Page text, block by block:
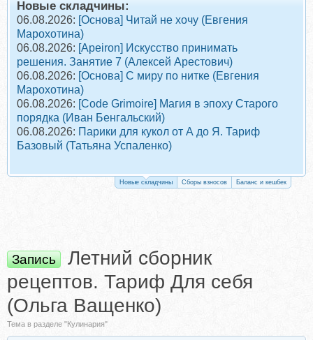
Новые складчины:
06.08.2026: [Основа] Читай не хочу (Евгения
Марохотина)
06.08.2026: [Apeiron] Искусство принимать
решения. Занятие 7 (Алексей Арестович)
06.08.2026: [Основа] С миру по нитке (Евгения
Марохотина)
06.08.2026: [Code Grimoire] Магия в эпоху Старого
порядка (Иван Бенгальский)
06.08.2026: Парики для кукол от А до Я. Тариф
Базовый (Татьяна Успаленко)
Новые складчины Сборы взносов Баланс и кешбек
Запись
Летний сборник
рецептов. Тариф Для себя
(Ольга Ващенко)
Тема в разделе "Кулинария"